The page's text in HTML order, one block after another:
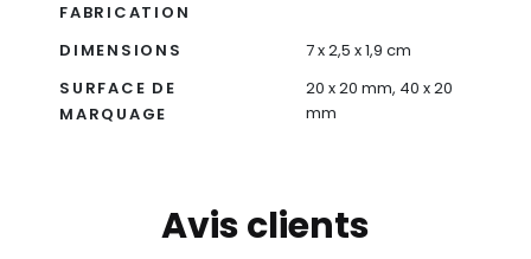
FABRICATION
DIMENSIONS
7 x 2,5 x 1,9 cm
SURFACE DE
MARQUAGE
20 x 20 mm, 40 x 20
mm
Avis clients